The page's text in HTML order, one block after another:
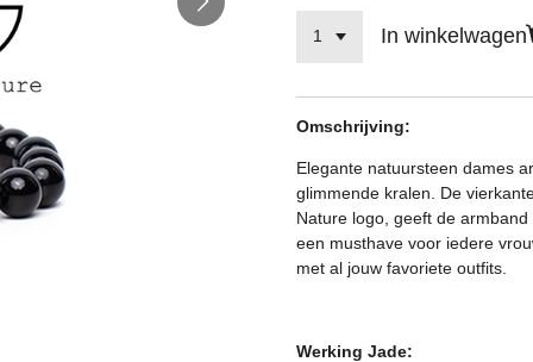
In winkelwagen
Omschrijving:
Elegante natuursteen dames
glimmende kralen. De
Nature logo, geeft de
een musthave voor iedere
met al jouw favoriete outfits.
Werking Jade: